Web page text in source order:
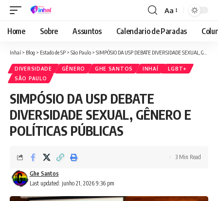
Font
Resizer
Aa
Home Sobre Assuntos Calendario de Paradas
Inhaí > Blog > Estado de SP > São Paulo > SIMPÓSIO DA USP DEBATE DIVERSIDADE SEXUAL, GÊNERO E POLÍTICAS PÚBLICAS
DIVERSIDADE GÊNERO GHE SANTOS INHAÍ
LGBT+
SÃO PAULO
SIMPÓSIO DA USP DEBATE
DIVERSIDADE SEXUAL, GÊNERO E
POLÍTICAS PÚBLICAS
Last updated: junho 21, 2026 9:36 pm
Ghe Santos
3 Min Read